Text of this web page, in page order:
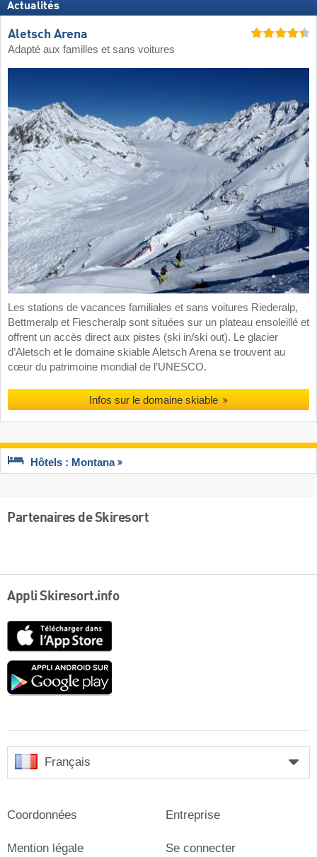
Actualités
Aletsch Arena
Adapté aux familles et sans voitures
Les stations de vacances familiales et sans voitures Riederalp,
Bettmeralp et Fiescheralp sont situées sur un plateau ensoleillé et
offrent un accès direct aux pistes (ski in/ski out). Le glacier
d’Aletsch et le domaine skiable Aletsch Arena se trouvent au
cœur du patrimoine mondial de l’UNESCO.
Infos sur le domaine skiable
Hôtels : Montana
Partenaires de Skiresort
Appli Skiresort.info
Google
Français
Coordonnées
Mention légale
Entreprise
Se connecter